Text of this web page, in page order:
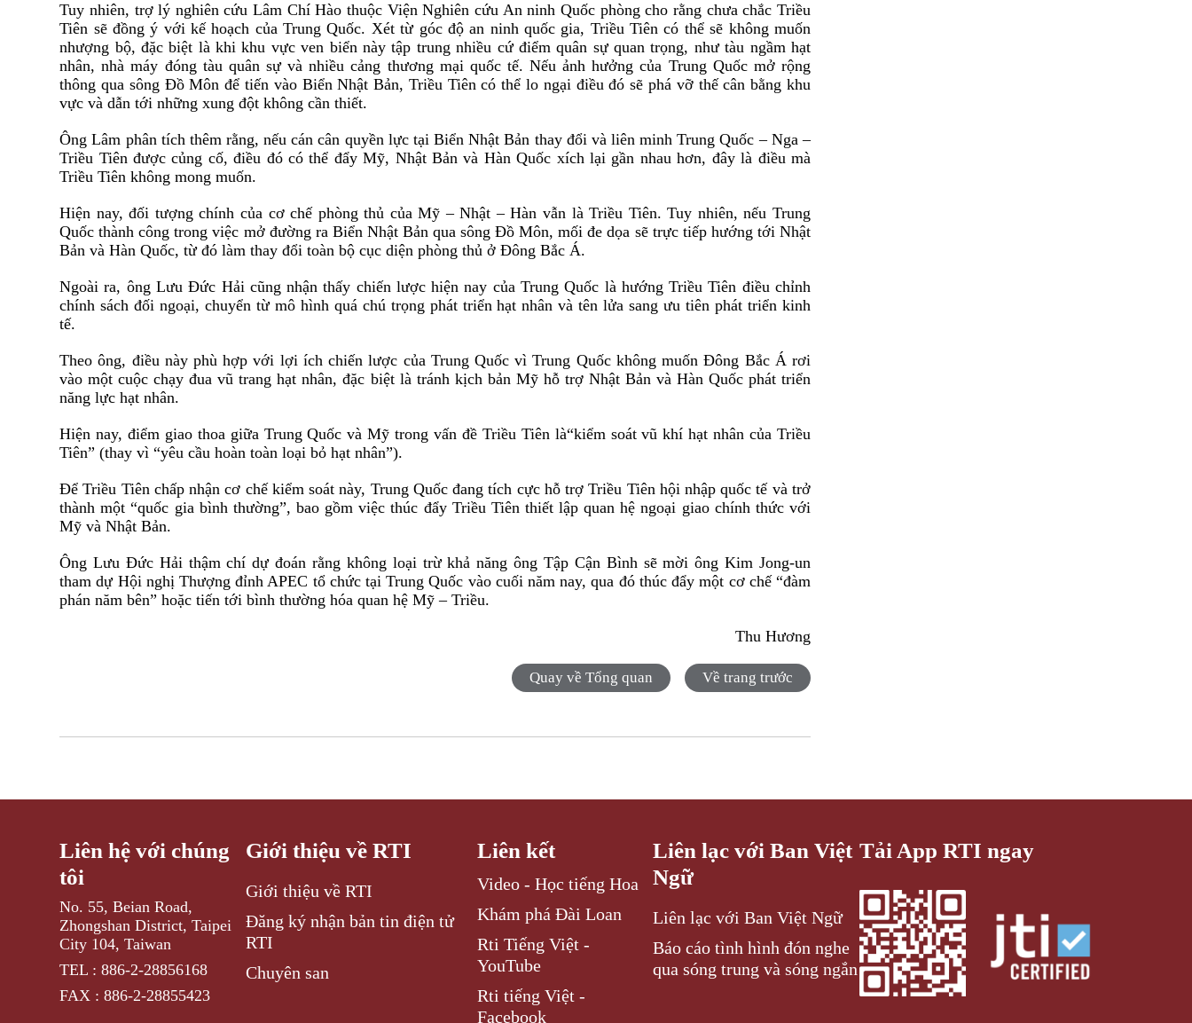
Tuy nhiên, trợ lý nghiên cứu Lâm Chí Hào thuộc Viện Nghiên cứu An ninh Quốc phòng cho rằng chưa chắc Triều
Tiên sẽ đồng ý với kế hoạch của Trung Quốc. Xét từ góc độ an ninh quốc gia, Triều Tiên có thể sẽ không muốn
nhượng bộ, đặc biệt là khi khu vực ven biển này tập trung nhiều cứ điểm quân sự quan trọng, như tàu ngầm hạt
nhân, nhà máy đóng tàu quân sự và nhiều cảng thương mại quốc tế. Nếu ảnh hưởng của Trung Quốc mở rộng
thông qua sông Đồ Mônđể tiến vào Biển Nhật Bản, Triều Tiên có thể lo ngại điềuđó sẽ phá vỡ thế cân bằng khu
vực và dẫn tới những xungđột không cần thiết.
Ông Lâm phân tích thêm rằng, nếu cán cân quyền lực tại Biển Nhật Bản thay đổi và liên minh Trung Quốc – Nga –
Triều Tiênđược củng cố,điều đócó thể đẩy Mỹ, Nhật Bản và Hàn Quốc xích lại gần nhau hơn, đây là điều mà
Triều Tiên không mong muốn.
Hiện nay,đối tượng chính của cơ chế phòng thủ của Mỹ – Nhật – Hàn vẫn là Triều Tiên.Tuy nhiên, nếu Trung
Quốc thành công trong việc mở đường ra Biển Nhật Bản qua sôngĐồ Môn, mốiđe dọa sẽ trực tiếp hướng tới Nhật
Bản và Hàn Quốc, từđó làm thayđổi toàn bộ cục diện phòng thủ ởĐông Bắc Á.
Ngoài ra, ông LưuĐức Hải cũng nhận thấy chiến lược hiện nay của Trung Quốc là hướng Triều Tiên điều chỉnh
chính sáchđối ngoại, chuyển từ mô hình quá chú trọng phát triển hạt nhân và tên lửa sang ưu tiên phát triển kinh
tế.
Theo ông, điều này phù hợp với lợi ích chiến lược của Trung Quốc vì Trung Quốckhông muốnĐông Bắc Á rơi
vào một cuộc chạyđua vũ trang hạt nhân,đặc biệt là tránh kịch bản Mỹ hỗ trợ Nhật Bản và Hàn Quốc phát triển
năng lực hạt nhân.
Hiện nay, điểm giao thoa giữa Trung Quốc và Mỹ trong vấn đề Triều Tiên là“kiểm soát vũ khí hạt nhân của Triều
Tiên” (thay vì “yêu cầu hoàn toàn loại bỏ hạt nhân”).
Để Triều Tiên chấp nhận cơ chế kiểm soát này, Trung Quốcđang tích cực hỗ trợ Triều Tiên hội nhập quốc tế và trở
thành một “quốc gia bình thường”, bao gồm việc thúc đẩy Triều Tiên thiết lập quan hệ ngoại giao chính thức với
Mỹ và Nhật Bản.
Ông Lưu Đức Hải thậm chí dựđoán rằng không loại trừ khả năngông Tập Cận Bình sẽ mời ông Kim Jong-un
tham dự Hội nghị Thượngđỉnh APEC tổ chức tại Trung Quốc vào cuối năm nay, qua đóthúcđẩy một cơ chế “đàm
phán năm bên” hoặc tiến tới bình thường hóa quan hệ Mỹ – Triều.
Thu Hương
Quay về Tổng quan Về trang trước
Liên hệ với chúng
tôi
No. 55, Beian Road,
Zhongshan District, Taipei
City 104, Taiwan
TEL : 886-2-28856168
FAX : 886-2-28855423
Giới thiệu về RTI
Giới thiệu về RTI
Đăng ký nhận bản tin điện tử
RTI
Chuyên san
Liên kết
Video - Học tiếng Hoa
Khám phá Đài Loan
Rti Tiếng Việt -
YouTube
Rti tiếng Việt -
Facebook
Liên lạc với Ban Việt
Ngữ
Liên lạc với Ban Việt Ngữ
Báo cáo tình hình đón nghe
qua sóng trung và sóng ngắn
Tải App RTI ngay